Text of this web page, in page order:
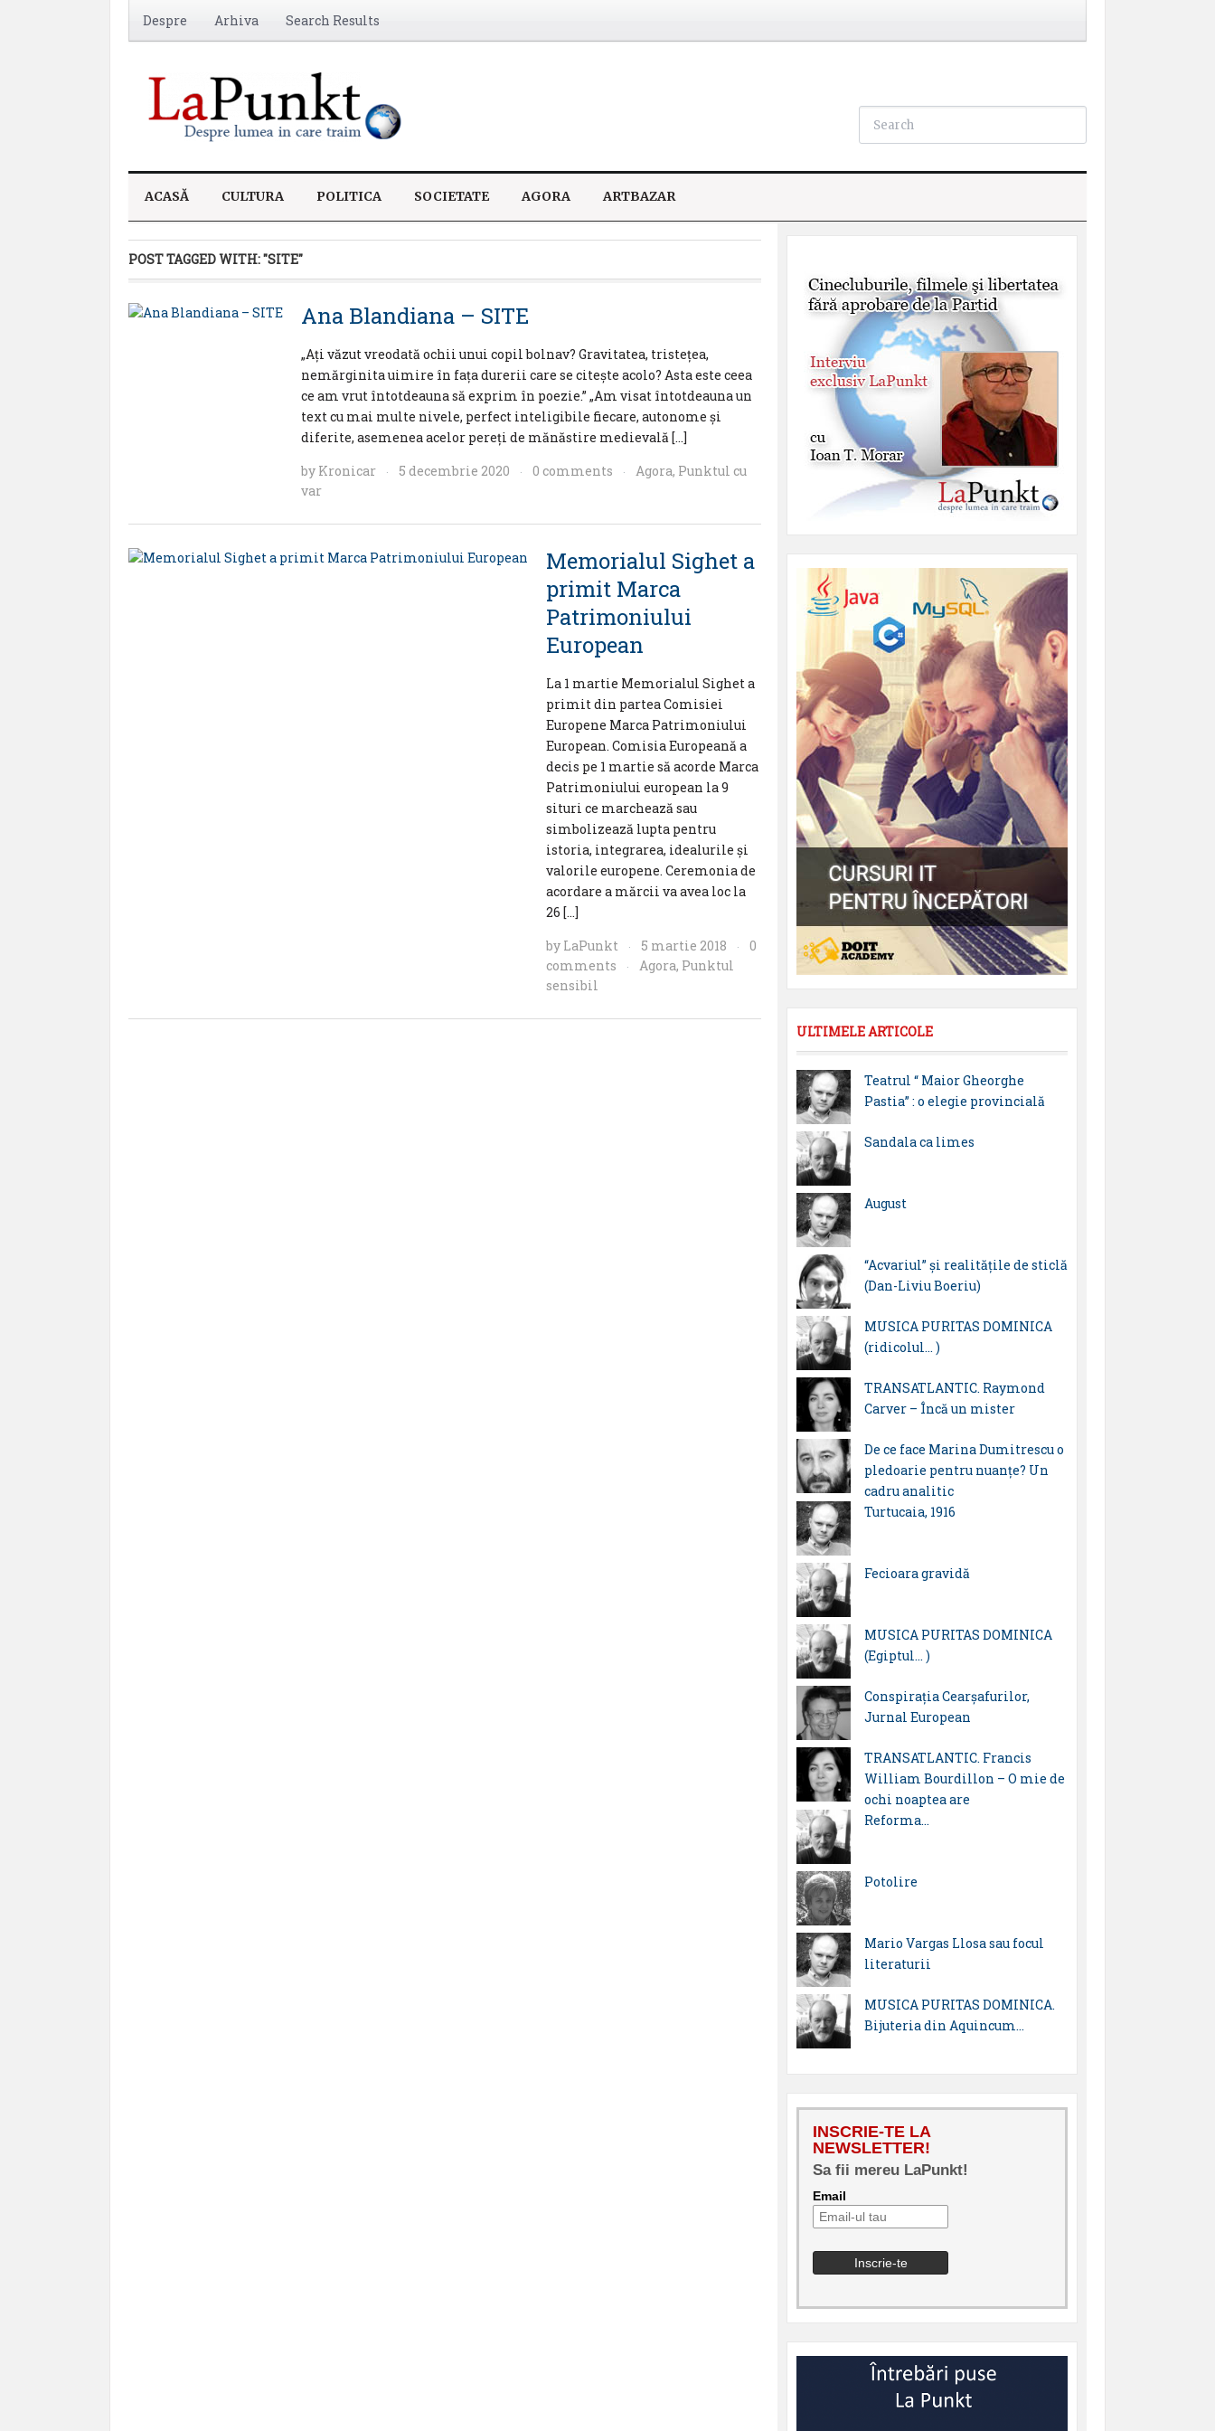
Despre Arhiva Search Results
ACASĂ CULTURA POLITICA SOCIETATE AGORA ARTBAZAR
POST TAGGED WITH:"SITE"
Ana Blandiana – SITE
„Ați văzut vreodată ochii unui copil bolnav? Gravitatea, tristețea,
nemărginita uimire în fața durerii care se citește acolo? Asta este ceea
ce am vrut întotdeauna să exprim în poezie.” „Am visat întotdeauna un
text cu mai multe nivele, perfect inteligibile fiecare, autonome și
diferite, asemenea acelor pereți de mănăstire medievală […]
by Kronicar · 5 decembrie 2020 · 0 comments · Agora, Punktul cu
var
Memorialul Sighet a
primit Marca
Patrimoniului
European
La 1 martie Memorialul Sighet a
primit din partea Comisiei
Europene Marca Patrimoniului
European. Comisia Europeană a
decis pe 1 martie să acorde Marca
Patrimoniului european la 9
situri ce marchează sau
simbolizează lupta pentru
istoria, integrarea, idealurile și
valorile europene. Ceremonia de
acordare a mărcii va avea loc la
26 […]
by LaPunkt · 5 martie 2018 ·
0
comments
· Agora, Punktul
sensibil
ULTIMELE ARTICOLE
Teatrul “ Maior Gheorghe
Pastia” : o elegie provincială
Sandala ca limes
August
“Acvariul” și realitățile de sticlă
(Dan-Liviu Boeriu)
MUSICA PURITAS DOMINICA
(ridicolul… )
TRANSATLANTIC. Raymond
Carver – Încă un mister
De ce face Marina Dumitrescu o
pledoarie pentru nuanțe? Un
cadru analitic
Turtucaia, 1916
Fecioara gravidă
MUSICA PURITAS DOMINICA
(Egiptul… )
Conspirația Cearșafurilor,
Jurnal European
TRANSATLANTIC. Francis
William Bourdillon – O mie de
ochi noaptea are
Reforma…
Potolire
Mario Vargas Llosa sau focul
literaturii
MUSICA PURITAS DOMINICA.
Bijuteria din Aquincum…
INSCRIE-TE LA
NEWSLETTER!
Sa fii mereu LaPunkt!
Email